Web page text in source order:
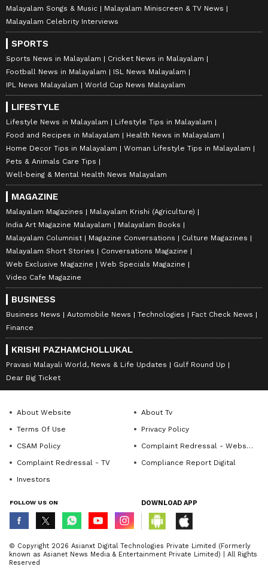
Malayalam Songs & Music
Malayalam Miniscreen & TV News
Malayalam Celebrity Interviews
SPORTS
Sports News in Malayalam
Cricket News in Malayalam
Football News in Malayalam
ISL News Malayalam
IPL News Malayalam
World Cup News Malayalam
LIFESTYLE
Lifestyle News in Malayalam
Lifestyle Tips in Malayalam
Food and Recipes in Malayalam
Health News in Malayalam
Home Decor Tips in Malayalam
Woman Lifestyle Tips in Malayalam
Pets & Animals Care Tips
Well-being & Mental Health News Malayalam
MAGAZINE
Malayalam Magazines
Malayalam Krishi (Agriculture)
India Art Magazine Malayalam
Malayalam Books
Malayalam Columnist
Magazine Conversations
Culture Magazines
Malayalam Short Stories
Conversations Magazine
Web Exclusive Magazine
Web Specials Magazine
Video Cafe Magazine
BUSINESS
Business News Automobile News Technologies
Fact Check News
Finance
KRISHI PAZHAMCHOLLUKAL
Pravasi Malayali World, News & Life Updates
Gulf Round Up
Dear Big Ticket
About Website
About Tv
Terms Of Use
Privacy Policy
CSAM Policy
Complaint Redressal - Website
Complaint Redressal - TV
Compliance Report Digital
Investors
FOLLOW US ON DOWNLOAD APP
© Copyright 2026 Asianxt Digital Technologies Private Limited (Formerly
known as Asianet News Media & Entertainment Private Limited) | All Rights
Reserved